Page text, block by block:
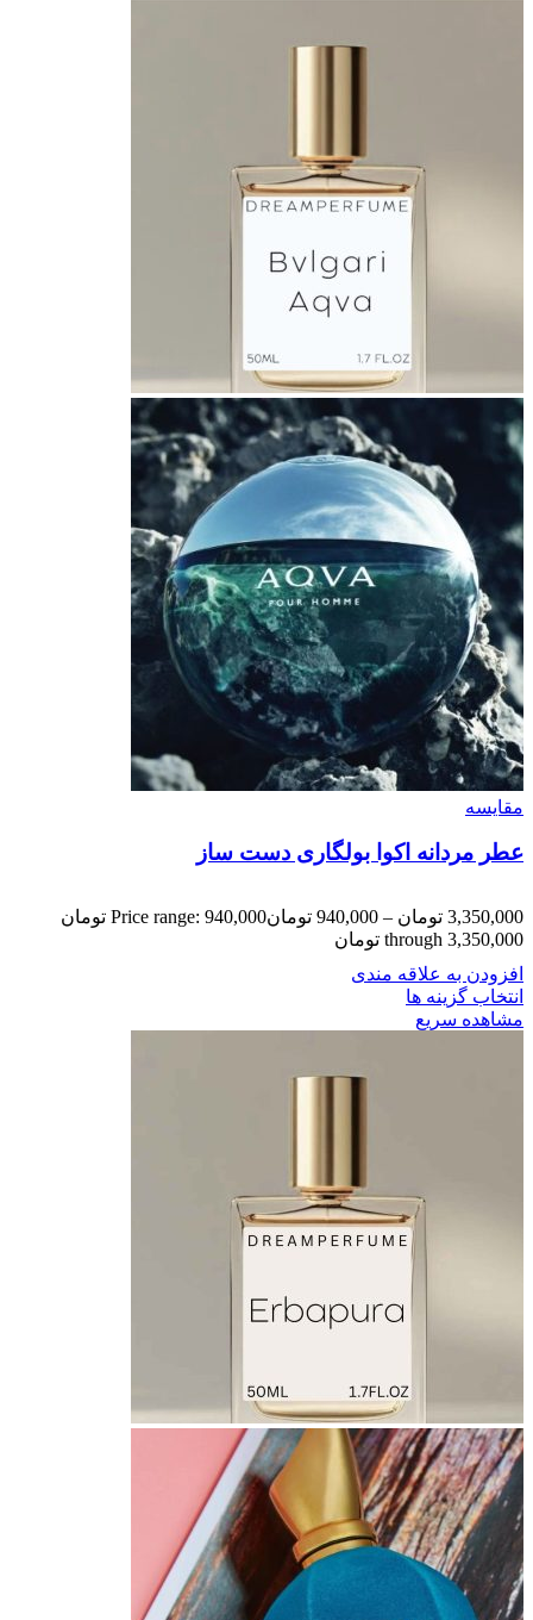
مقایسه
عطر مردانه اکوا بولگاری دست ساز
3,350,000 تومان –
940,000 تومان
Price range: 940,000 تومان
through 3,350,000 تومان
افزودن به علاقه مندی
انتخاب گزینه ها
مشاهده سریع